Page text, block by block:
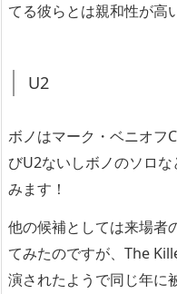
てる彼らとは親和性が高
U2
ボノはマーク・ベニオフ
びU2ないしボノのソロ
みます！
他の候補としては来場者
てみたのですが、The
演されたようで同じ年に